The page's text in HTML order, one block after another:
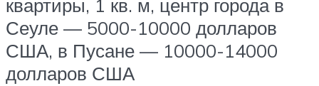
квартиры, 1 кв. м, центр города в
Сеуле — 5000-10000 долларов
США, в Пусане — 10000-14000
долларов США